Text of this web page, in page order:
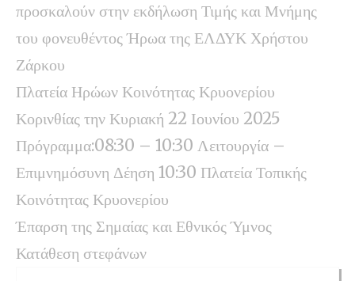
προσκαλούν στην εκδήλωση Τιμής και Μνήμης
του φονευθέντος Ήρωα της ΕΛΔΥΚ Χρήστου
Ζάρκου
Πλατεία Ηρώων Κοινότητας Κρυονερίου
Κορινθίας την Κυριακή 22 Ιουνίου 2025
Πρόγραμμα:08:30 – 10:30 Λειτουργία –
Επιμνημόσυνη Δέηση 10:30 Πλατεία Τοπικής
Κοινότητας Κρυονερίου
Έπαρση της Σημαίας και Εθνικός Ύμνος
Κατάθεση στεφάνων